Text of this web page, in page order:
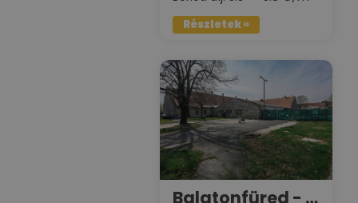
Részletek »
Balatonfüred - Pincegazdaság raktárai